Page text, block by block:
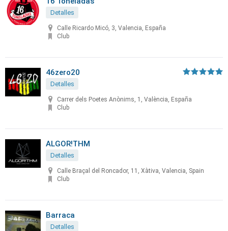
Detalles
Calle Ricardo Micó, 3, Valencia, España
Club
46zero20
Detalles
Carrer dels Poetes Anònims, 1, València, España
Club
ALGOR!THM
Detalles
Calle Braçal del Roncador, 11, Xàtiva, Valencia, Spain
Club
Barraca
Detalles